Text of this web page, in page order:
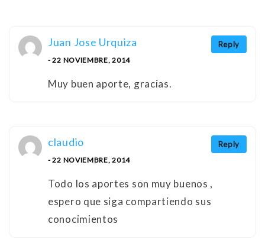
Reply
Juan Jose Urquiza
- 22 NOVIEMBRE, 2014
Muy buen aporte, gracias.
Reply
claudio
- 22 NOVIEMBRE, 2014
Todo los aportes son muy buenos ,
espero que siga compartiendo sus
conocimientos